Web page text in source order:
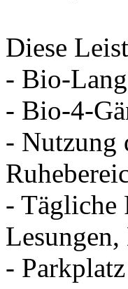
Diese
- Bio-
- Bio-4-
- Nutzung
- Tägliche
- Parkplatz